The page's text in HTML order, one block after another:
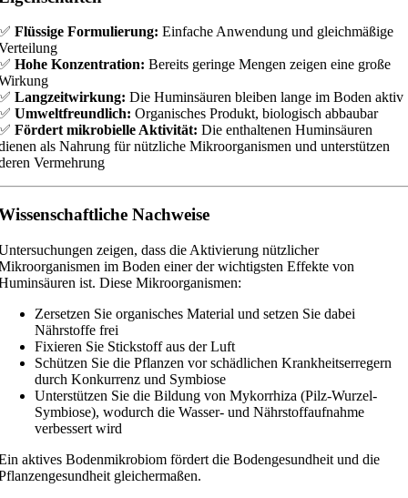
Flüssige Formulierung: Einfache Anwendung und gleichmäßige
Hohe Konzentration: Bereits geringe Mengen zeigen eine große
Langzeitwirkung: Die Huminsäuren bleiben lange im Boden aktiv
Umweltfreundlich: Organisches Produkt, biologisch abbaubar
Fördert mikrobielle Aktivität: Die enthaltenen Huminsäuren
als Nahrung für nützliche Mikroorganismen und unterstützen
Vermehrung
Nachweise
zeigen, dass die Aktivierung nützlicher
im Boden einer der wichtigsten Effekte von
ist. Diese Mikroorganismen:
Zersetzen Sie organisches Material und setzen Sie dabei
Nährstoffe frei
Fixieren Sie Stickstoff aus der Luft
Schützen Sie die Pflanzen vor schädlichen Krankheitserregern
durch Konkurrenz und Symbiose
Unterstützen Sie die Bildung von Mykorrhiza (Pilz-Wurzel-
Symbiose), wodurch die Wasser- und Nährstoffaufnahme
verbessert wird
aktives Bodenmikrobiom fördert die Bodengesundheit und die
gleichermaßen.